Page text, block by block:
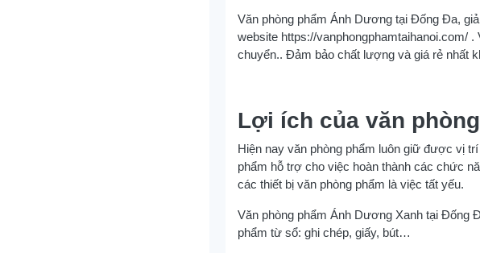
Văn phòng phẩm Ánh Dương tại Đống Đa,
website https://vanphongphamtaihanoi.com/
chuyển.. Đảm bảo chất lượng và giá rẻ nhất
Lợi ích của văn
Hiện nay văn phòng phẩm luôn giữ được vị
phẩm hỗ trợ cho việc hoàn thành các chức
các thiết bị văn phòng phẩm là việc tất yếu.
Văn phòng phẩm Ánh Dương Xanh tại Đống
phẩm từ sổ: ghi chép, giấy, bút…